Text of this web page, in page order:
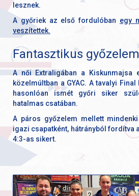
lesznek.
A győriek az első fordulóban egy
veszítettek.
Fantasztikus győzelem
A női Extraligában a Kiskunmajsa
közelmúltban a GYAC. A tavalyi
hasonlóan ismét győri siker
hatalmas csatában.
A páros győzelem mellett
igazi csapatként, hátrányból fordítva
4:3-as sikert.